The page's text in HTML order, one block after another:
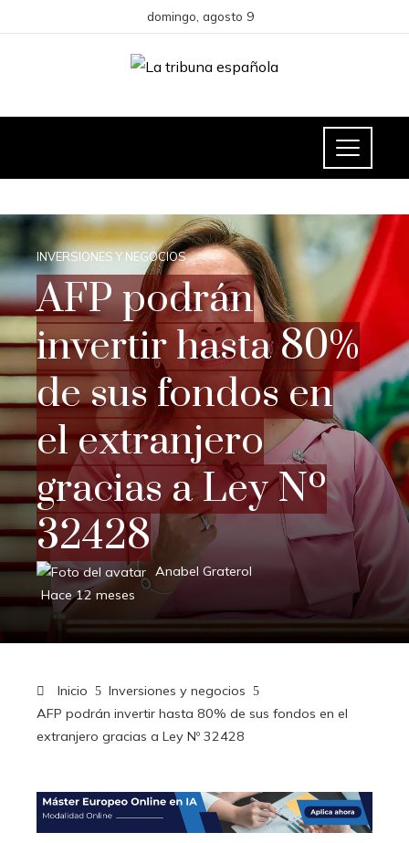
domingo, agosto 9
INVERSIONES Y NEGOCIOS
AFP podrán
invertir hasta 80%
de sus fondos en
el extranjero
gracias a Ley Nº
32428
Anabel Graterol
Hace 12 meses
Inicio
Inversiones y negocios
AFP podrán invertir hasta 80% de sus fondos en el
extranjero gracias a Ley Nº 32428